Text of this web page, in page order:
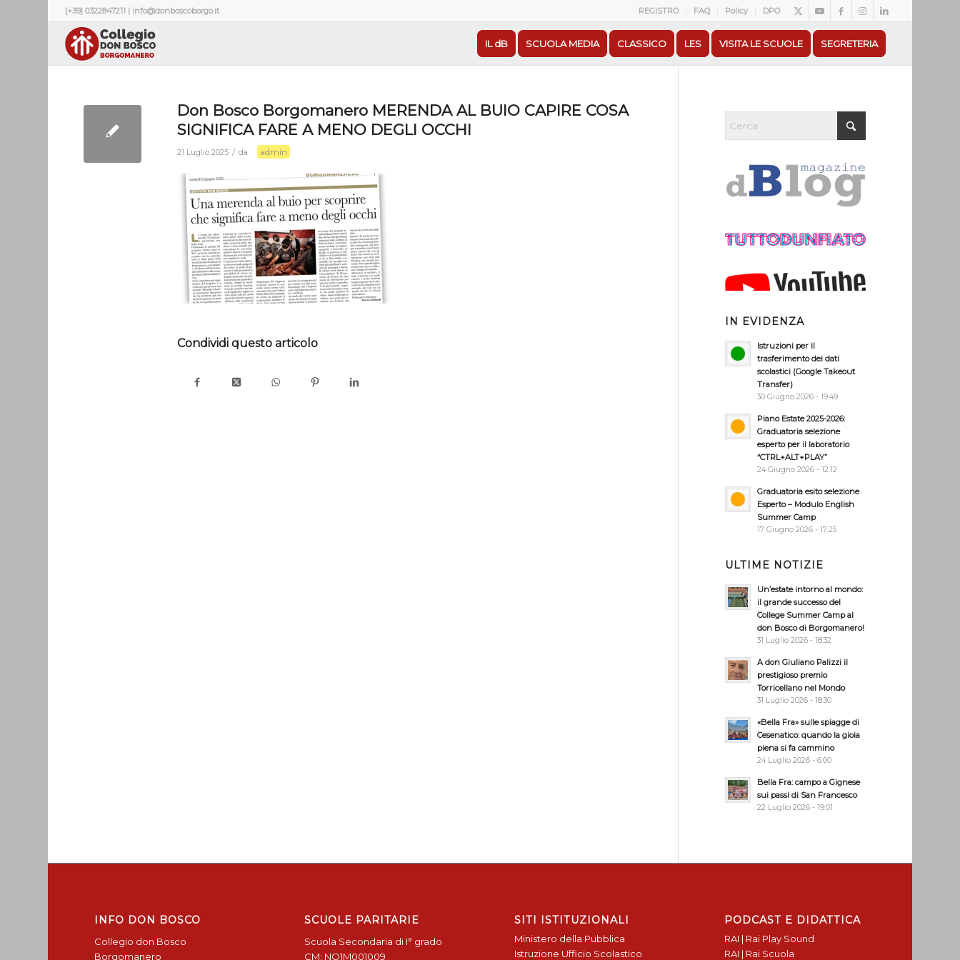
REGISTRO FAQ Policy DPO
[+39] 0322847211 | info@donboscoborgo.it
IL dB SCUOLA MEDIA CLASSICO LES VISITA LE SCUOLE SEGRETERIA
Don Bosco Borgomanero MERENDA AL BUIO CAPIRE COSA
SIGNIFICA FARE A MENO DEGLI OCCHI
21 Luglio 2025 / da admin
Condividi questo articolo
IN EVIDENZA
Istruzioni per il
trasferimento dei dati
scolastici (Google Takeout
Transfer)
30 Giugno 2026 - 19:49
Piano Estate 2025-2026:
Graduatoria selezione
esperto per il laboratorio
“CTRL+ALT+PLAY”
24 Giugno 2026 - 12:12
Graduatoria esito selezione
Esperto – Modulo English
Summer Camp
17 Giugno 2026 - 17:25
ULTIME NOTIZIE
Un’estate intorno al mondo:
il grande successo del
College Summer Camp al
don Bosco di Borgomanero!
31 Luglio 2026 - 18:32
A don Giuliano Palizzi il
prestigioso premio
Torricellano nel Mondo
31 Luglio 2026 - 18:30
«Bella Fra» sulle spiagge di
Cesenatico: quando la gioia
piena si fa cammino
24 Luglio 2026 - 6:00
Bella Fra: campo a Gignese
sui passi di San Francesco
22 Luglio 2026 - 19:01
INFO DON BOSCO
Collegio don Bosco
Borgomanero
SCUOLE PARITARIE
Scuola Secondaria di I° grado
CM: NO1M001009
SITI ISTITUZIONALI
Ministero della Pubblica
Istruzione Ufficio Scolastico
PODCAST E DIDATTICA
RAI | Rai Play Sound
RAI | Rai Scuola